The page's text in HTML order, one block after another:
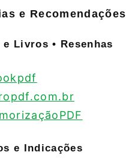
e Recomendações
e Livros • Resenhas
e Indicações